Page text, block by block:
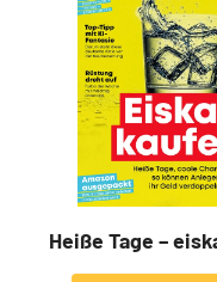
Heiße Tage –